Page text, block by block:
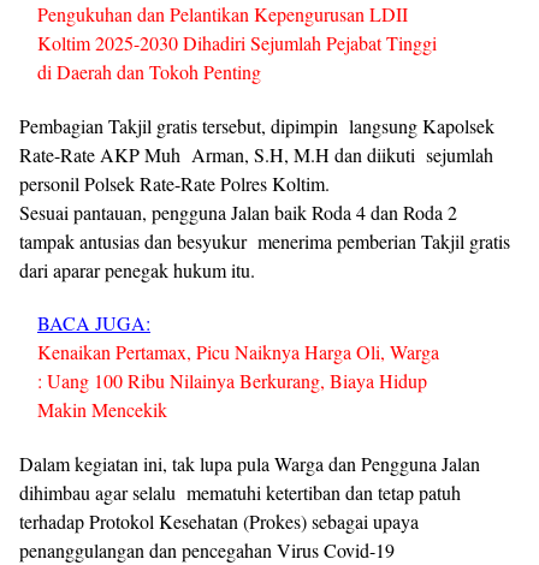
Pengukuhan dan Pelantikan Kepengurusan LDII
Koltim 2025-2030 Dihadiri Sejumlah Pejabat Tinggi
di Daerah dan Tokoh Penting
Pembagian Takjil gratis tersebut, dipimpin langsung Kapolsek
Rate-Rate AKP Muh Arman, S.H, M.H dan diikuti sejumlah
personil Polsek Rate-Rate Polres Koltim.
Sesuai pantauan, pengguna Jalan baik Roda 4 dan Roda 2
tampak antusias dan besyukur menerima pemberian Takjil gratis
dari aparar penegak hukum itu.
BACA JUGA:
Kenaikan Pertamax, Picu Naiknya Harga Oli, Warga
: Uang 100 Ribu Nilainya Berkurang, Biaya Hidup
Makin Mencekik
Dalam kegiatan ini, tak lupa pula Warga dan Pengguna Jalan
dihimbau agar selalu mematuhi ketertiban dan tetap patuh
terhadap Protokol Kesehatan (Prokes) sebagai upaya
penanggulangan dan pencegahan Virus Covid-19